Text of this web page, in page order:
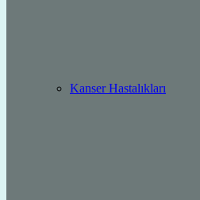
Kanser Hastalıkları